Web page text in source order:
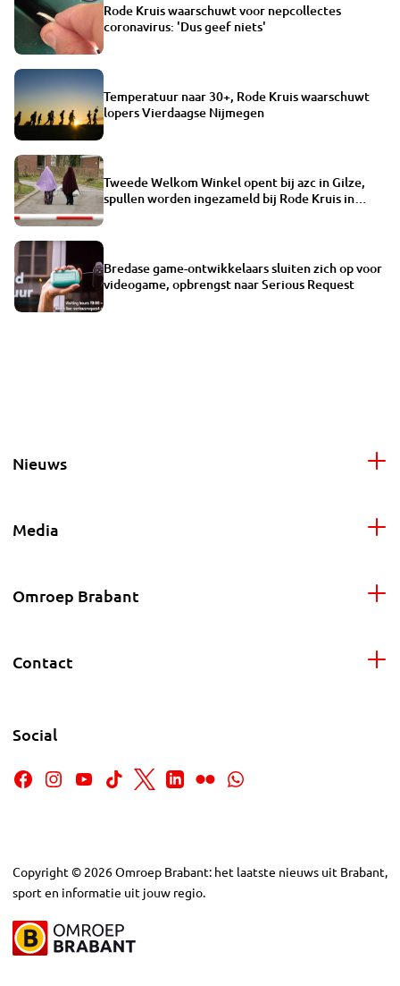
Rode Kruis waarschuwt voor nepcollectes
coronavirus: 'Dus geef niets'
Temperatuur naar 30+, Rode Kruis waarschuwt
lopers Vierdaagse Nijmegen
Tweede Welkom Winkel opent bij azc in Gilze,
spullen worden ingezameld bij Rode Kruis in
Bredase game-ontwikkelaars sluiten zich op voor
videogame, opbrengst naar Serious Request
Nieuws
Media
Omroep Brabant
Contact
Social
Copyright © 2026Omroep Brabant: het laatste nieuws uit Brabant,
sport en informatie uit jouw regio.